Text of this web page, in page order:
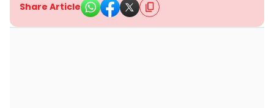
Share Article